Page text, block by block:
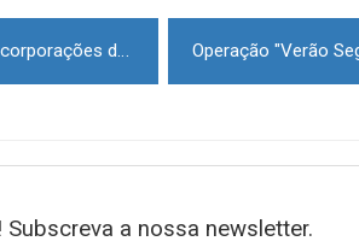
Câmara do Sabugal entrega ambulâncias às corporações dos bombeiros do concelho
a nossa newsletter.